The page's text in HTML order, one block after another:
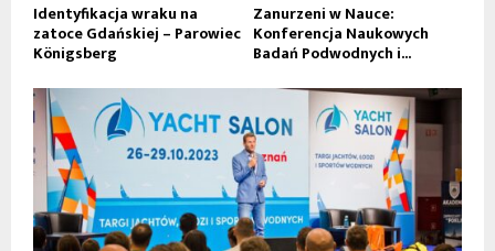
Identyfikacja wraku na
zatoce Gdańskiej – Parowiec
Königsberg
Zanurzeni w Nauce:
Konferencja Naukowych
Badań Podwodnych i...